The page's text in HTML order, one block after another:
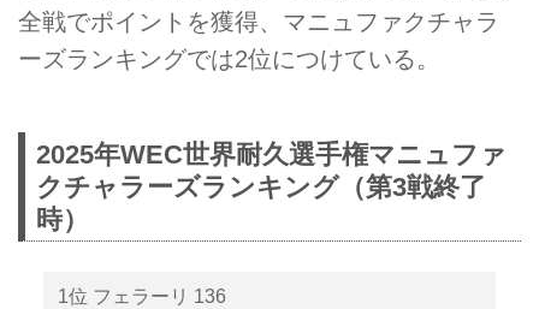
全戦でポイントを獲得、マニュファクチャラ
ーズランキングでは2位につけている。
2025年WEC世界耐久選手権マニュファ
クチャラーズランキング（第3戦終了
時）
1位 フェラーリ 136